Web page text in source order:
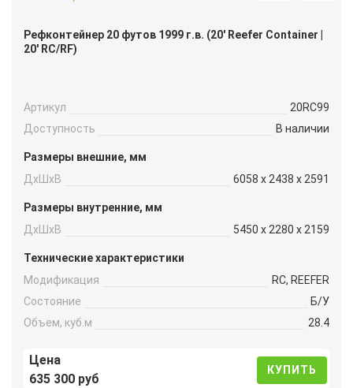
Рефконтейнер 20 футов 1999 г.в. (20′ Reefer Container |
20′ RC/RF)
Артикул
20RC99
Доступность
В наличии
Размеры внешние, мм
ДxШxВ
6058 x 2438 x 2591
Размеры внутренние, мм
ДxШxВ
5450 x 2280 x 2159
Технические характеристики
Модификация
RC, REEFER
Состояние
Б/У
Объем, куб.м
28.4
Цена
635 300 руб
КУПИТЬ